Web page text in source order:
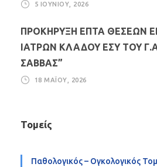
5 ΙΟΥΝΊΟΥ, 2026
ΠΡΟΚΗΡΥΞΗ ΕΠΤΑ ΘΕΣΕΩΝ
ΙΑΤΡΩΝ ΚΛΑΔΟΥ ΕΣΥ ΤΟΥ
ΣΑΒΒΑΣ”
18 ΜΑΪ́ΟΥ, 2026
Τομείς
Παθολογικός – Ογκολογικός